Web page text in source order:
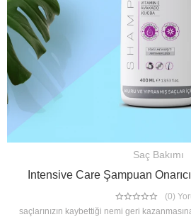
Saç Bakımı
Intensive Care Şampuan
(0)
saçlarınızın kaybettiği nemi geri